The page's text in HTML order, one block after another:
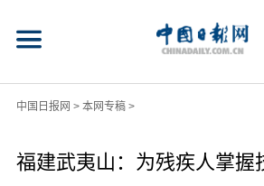
中国日报网 > 本网专稿>
福建武夷山：为残疾人掌握